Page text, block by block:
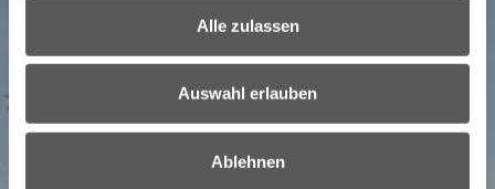
Alle zulassen
Auswahl erlauben
Ablehnen
NEWSLETTER
Ihr direkter Draht ins Burgenland:
Bestellen Sie unseren Newsletter!